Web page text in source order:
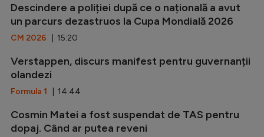
Descindere a poliției după ce o națională a avut
un parcurs dezastruos la Cupa Mondială 2026
CM 2026 | 15:20
Verstappen, discurs manifest pentru guvernanții
olandezi
Formula 1 | 14:44
Cosmin Matei a fost suspendat de TAS pentru
dopaj. Când ar putea reveni